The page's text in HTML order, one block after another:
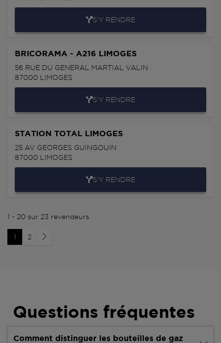
S'Y RENDRE
BRICORAMA - A216 LIMOGES
56 RUE DU GENERAL MARTIAL VALIN
87000 LIMOGES
S'Y RENDRE
STATION TOTAL LIMOGES
25 AV GEORGES GUINGOUIN
87000 LIMOGES
S'Y RENDRE
1 - 20 sur 23 revendeurs
1 2
Questions fréquentes
Comment distinguer les bouteilles de gaz